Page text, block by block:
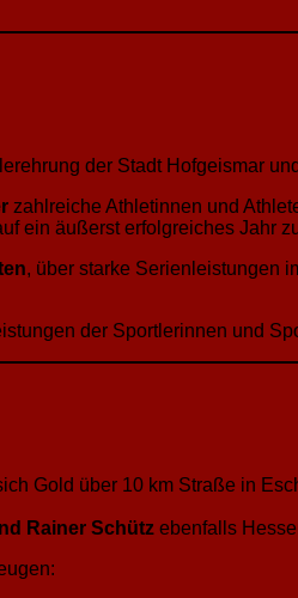
der Stadt Hofgeismar
zahlreiche Athletinnen und
ein äußerst erfolgreiches Jahr
, über starke Serienleistungen
der Sportlerinnen und
Gold über 10 km Straße in
Rainer Schütz ebenfalls